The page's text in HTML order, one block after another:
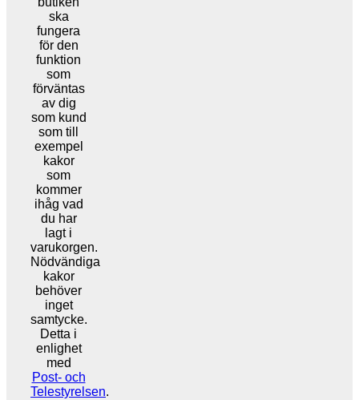
ska
fungera
för den
funktion
som
förväntas
av dig
som kund
som till
exempel
kakor
som
kommer
ihåg vad
du har
lagt i
varukorgen.
Nödvändiga
kakor
behöver
inget
samtycke.
Detta i
enlighet
med
Post- och
Telestyrelsen.